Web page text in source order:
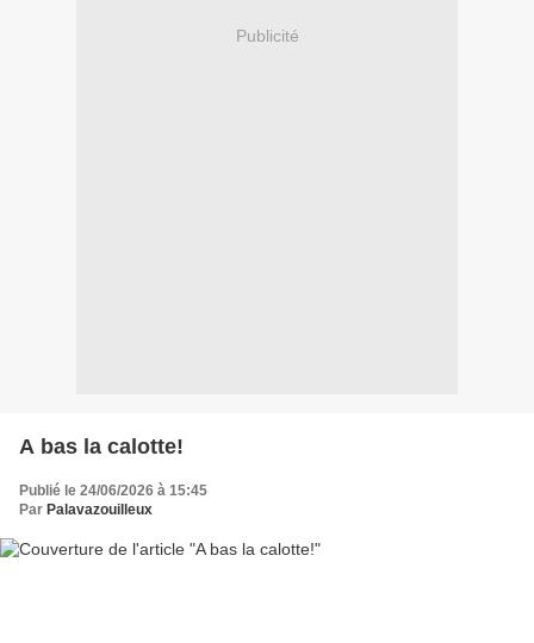
Publicité
A bas la calotte!
Publié le 24/06/2026 à 15:45
Par Palavazouilleux